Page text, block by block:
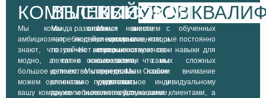
КОМПЛЕКСНОЕ
Мы команда опытных и
амбициозных людей, которые
знают, что сейчас актуально и
модно, а также как охватить
большое количество клиентов. Мы
можем оригинально представить
вашу компанию и выполнить для
ВЫСШИЙУРОВЕНЬ
Мы развиваемся вместе с
потребностями наших клиентов, и
лозунг «Нет ничего невозможного»
лежит в основе всего, что мы
делаем. Мы предлагаем нашим
клиентам комплексное и
дружелюбное обслуживание,
ВЫСОКАЯ
Мы нанимаем обученных
специалистов, которые постоянно
совершенствуют свои навыки для
выполнения самых сложных
проектов. Особое внимание
уделяется индивидуальному
контакту с нашими клиентами, а